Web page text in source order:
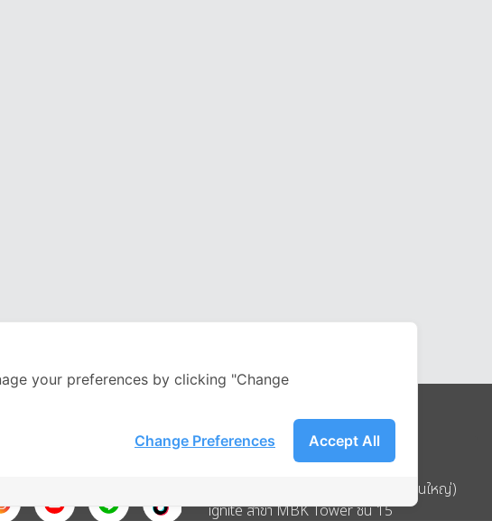
Address
บริษัท อิกไนท์ เอ สตาร์ จำกัด (สำนักงานใหญ่)
ignite สาขา MBK Tower ชั้น 15
your preferences by clicking "Change
Accept All
Change Preferences